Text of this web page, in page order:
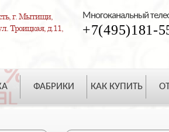
г. Мытищи,
Троицкая, д.11,
Многоканальный
+7(495)181-
ФАБРИКИ КАК КУПИТЬ